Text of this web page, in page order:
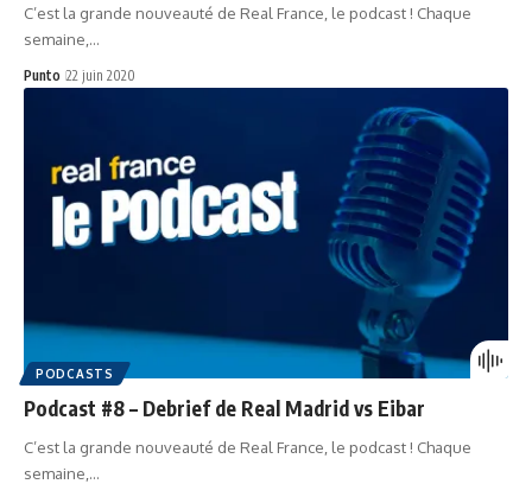
C’est la grande nouveauté de Real France, le podcast ! Chaque
semaine,…
Punto 22 juin 2020
PODCASTS
Podcast #8 – Debrief de Real Madrid vs Eibar
C’est la grande nouveauté de Real France, le podcast ! Chaque
semaine,…